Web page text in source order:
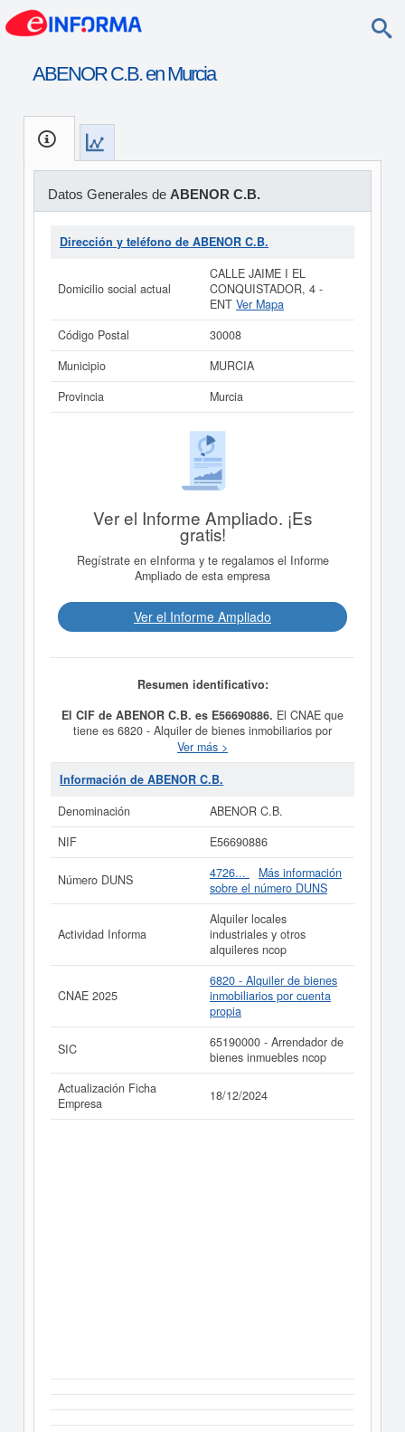
ABENOR C.B. en Murcia
Datos Generales de ABENOR C.B.
Dirección y teléfono de ABENOR C.B.
Domicilio social actual
CALLE JAIME I EL
CONQUISTADOR, 4 -
ENT Ver Mapa
Código Postal
30008
Municipio
MURCIA
Provincia
Murcia
Ver el Informe Ampliado. ¡Es
gratis!
Regístrate en eInforma y te regalamos el Informe
Ampliado de esta empresa
Ver el Informe Ampliado
Resumen identificativo:
El CIF de ABENOR C.B. es E56690886. El CNAE que
tiene es 6820 - Alquiler de bienes inmobiliarios por
cuenta propia. El número del SIC correspondiente a la
empresaABENOR C.B.es el 65190000. En esta página
puede consultar además las subvenciones a las que
Si está interesado en conocer más datos de la empresa
ABENOR C.B. puede
acceder inmediatamente a este
de ABENOR C.B. y consultar los
resultados de sus años de actividad, así como los
balances y cuentas de resultados disponibles.
La última actualización del informe de empresa se ha
realizado el 18/12/2024.
Ver más >
Información de ABENOR C.B.
Denominación
ABENOR C.B.
NIF
E56690886
Número DUNS 4726...
Más información
sobre el número DUNS
Actividad Informa
Alquiler locales
industriales y otros
alquileres ncop
CNAE 2025
6820 - Alquiler de bienes
inmobiliarios por cuenta
propia
SIC
65190000 - Arrendador de
bienes inmuebles ncop
Actualización Ficha
Empresa
18/12/2024